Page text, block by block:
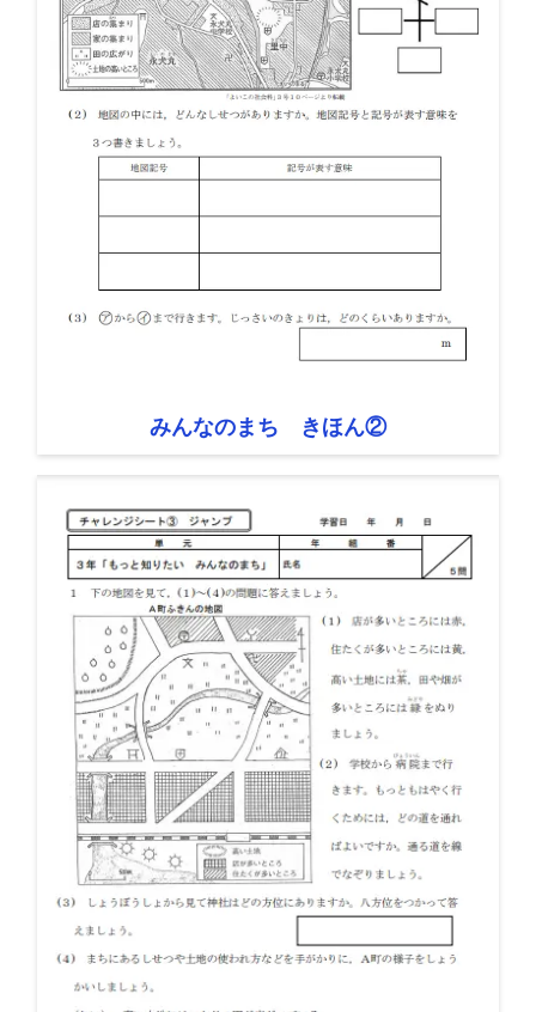
みんなのまち きほん②